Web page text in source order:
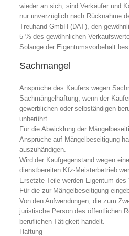
wieder an sich, sind Verkäufer und
nur unverzüglich nach Rücknahme
Treuhand GmbH (DAT), den
5 % des gewöhnlichen
Solange der Eigentumsvorbehalt
Sachmangel
Ansprüche des Käufers wegen
Sachmängelhaftung, wenn der
gewerblichen oder selbständigen
unberührt.
Für die Abwicklung der
Ansprüche auf Mängelbeseitigung
auszuhändigen.
Wird der Kaufgegenstand wegen
dienstbereiten Kfz-Meisterbetrieb
Ersetzte Teile werden Eigentum des
Für die zur Mängelbeseitigung
Von den Aufwendungen, die zum
juristische Person des öffentlichen
beruflichen Tätigkeit handelt.
Haftung